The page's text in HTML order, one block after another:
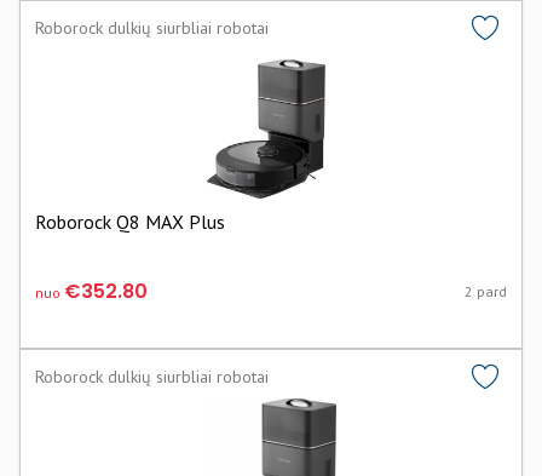
Roborock dulkių siurbliai robotai
Roborock Q8 MAX Plus
nuo €352.80 2 pard
Roborock dulkių siurbliai robotai